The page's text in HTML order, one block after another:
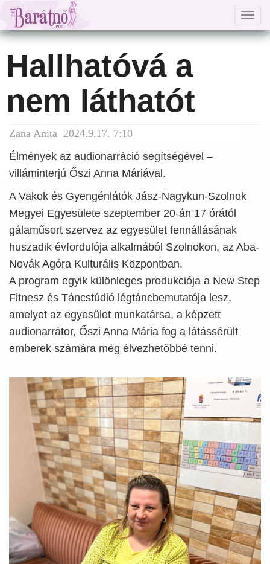
Hallhatóvá a
nem láthatót
Zana Anita 2024.9.17. 7:10
Élmények az audionarráció segítségével –
villáminterjú Őszi Anna Máriával.
A Vakok és Gyengénlátók Jász-Nagykun-Szolnok
Megyei Egyesülete szeptember 20-án 17 órától
gálaműsort szervez az egyesület fennállásának
huszadik évfordulója alkalmából Szolnokon, az Aba-
Novák Agóra Kulturális Központban.
A program egyik különleges produkciója a New Step
Fitnesz és Táncstúdió légtáncbemutatója lesz,
amelyet az egyesület munkatársa, a képzett
audionarrátor, Őszi Anna Mária fog a látássérült
emberek számára még élvezhetőbbé tenni.